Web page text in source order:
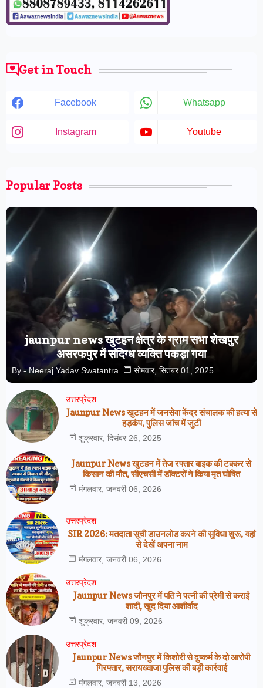
Get in Touch
Facebook Whatsapp
Instagram Youtube
Popular Posts
jaunpur news खुटहन क्षेत्र के ग्राम सभा शेखपुर
असरफपुर में संदिग्ध व्यक्ति पकड़ा गया
By - Neeraj Yadav Swatantra सोमवार, सितंबर 01, 2025
उत्तरप्रेदश
Jaunpur News खुटहन में जनसेवा केंद्र संचालक की हत्या से
हड़कंप, पुलिस जांच में जुटी
शुक्रवार, दिसंबर 26, 2025
Jaunpur News खुटहन में तेज रफ्तार बाइक की टक्कर से
किसान की मौत, सीएचसी में डॉक्टरों ने किया मृत घोषित
मंगलवार, जनवरी 06, 2026
उत्तरप्रेदश
SIR 2026: मतदाता सूची डाउनलोड करने की सुविधा शुरू, यहां
से देखें अपना नाम
मंगलवार, जनवरी 06, 2026
उत्तरप्रेदश
Jaunpur News जौनपुर में पति ने पत्नी की प्रेमी से कराई
शादी, खुद दिया आशीर्वाद
शुक्रवार, जनवरी 09, 2026
उत्तरप्रेदश
Jaunpur News जौनपुर में किशोरी से दुष्कर्म के दो आरोपी
गिरफ्तार, सरायख्वाजा पुलिस की बड़ी कार्रवाई
मंगलवार, जनवरी 13, 2026